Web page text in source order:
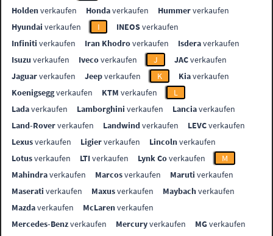
Holdenverkaufen Hondaverkaufen Hummerverkaufen
Hyundai verkaufen I INEOSverkaufen
Infiniti verkaufen Iran Khodroverkaufen Isderaverkaufen
Isuzu verkaufen Ivecoverkaufen J JACverkaufen
Jaguarverkaufen Jeepverkaufen K Kiaverkaufen
Koenigseggverkaufen KTM verkaufen
L
Ladaverkaufen Lamborghini verkaufen Lanciaverkaufen
Land-Roververkaufen Landwindverkaufen LEVCverkaufen
Lexusverkaufen Ligierverkaufen Lincolnverkaufen
Lotusverkaufen LTIverkaufen Lynk Coverkaufen
M
Mahindraverkaufen Marcosverkaufen Maruti verkaufen
Maserati verkaufen Maxusverkaufen Maybachverkaufen
Mazdaverkaufen McLarenverkaufen
Mercedes-Benzverkaufen Mercuryverkaufen MGverkaufen